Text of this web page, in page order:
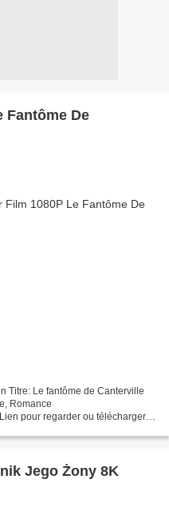
Fantôme De
Titre: Le fantôme de Canterville
Romance
pour regarder ou télécharger
Jego Żony 8K